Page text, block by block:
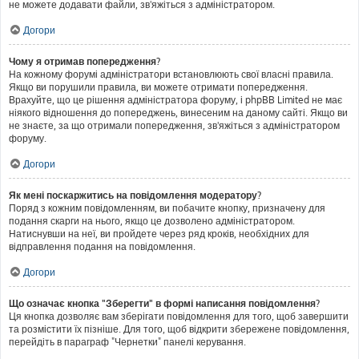
не можете додавати файли, зв'яжіться з адміністратором.
Догори
Чому я отримав попередження?
На кожному форумі адміністратори встановлюють свої власні правила.
Якщо ви порушили правила, ви можете отримати попередження.
Врахуйте, що це рішення адміністратора форуму, і phpBB Limited не має
ніякого відношення до попереджень, винесеним на даному сайті. Якщо ви
не знаєте, за що отримали попередження, зв'яжіться з адміністратором
форуму.
Догори
Як мені поскаржитись на повідомлення модератору?
Поряд з кожним повідомленням, ви побачите кнопку, призначену для
подання скарги на нього, якщо це дозволено адміністратором.
Натиснувши на неї, ви пройдете через ряд кроків, необхідних для
відправлення подання на повідомлення.
Догори
Що означає кнопка "Зберегти" в формі написання повідомлення?
Ця кнопка дозволяє вам зберігати повідомлення для того, щоб завершити
та розмістити їх пізніше. Для того, щоб відкрити збережене повідомлення,
перейдіть в параграф "Чернетки" панелі керування.